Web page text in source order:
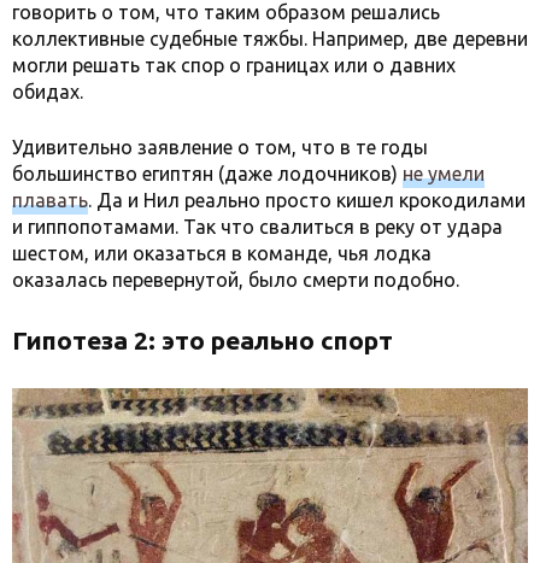
говорить о том, что таким образом решались
коллективные судебные тяжбы. Например, две деревни
могли решать так спор о границах или о давних
обидах.
Удивительно заявление о том, что в те годы
большинство египтян (даже лодочников) не умели
плавать. Да и Нил реально просто кишел крокодилами
и гиппопотамами. Так что свалиться в реку от удара
шестом, или оказаться в команде, чья лодка
оказалась перевернутой, было смерти подобно.
Гипотеза 2: это реально спорт